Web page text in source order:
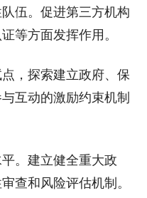
伍。促进第三方机构
等方面发挥作用。
，探索建立政府、保
互动的激励约束机制
平。建立健全重大政
查和风险评估机制。